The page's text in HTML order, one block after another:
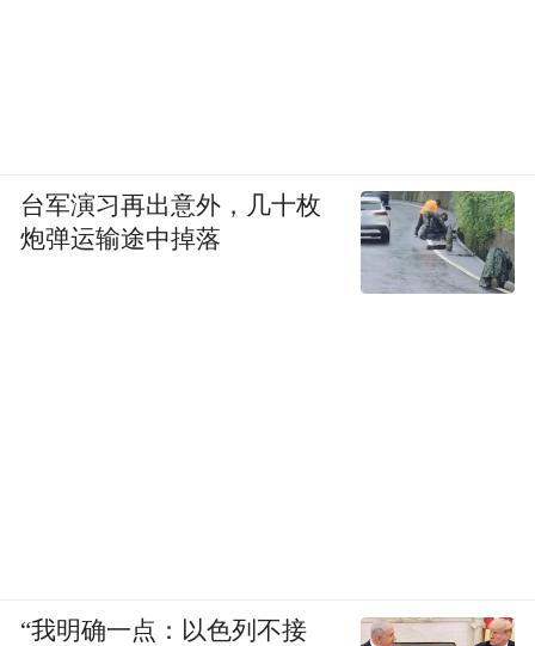
台军演习再出意外，几十枚
炮弹运输途中掉落
“我明确一点：以色列不接